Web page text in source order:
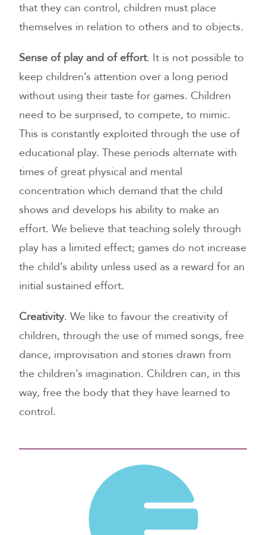
that they can control, children must place
themselves in relation to others and to objects.
Sense of play and of effort. It is not possible to
keep children’s attention over a long period
without using their taste for games. Children
need to be surprised, to compete, to mimic.
This is constantly exploited through the use of
educational play. These periods alternate with
times of great physical and mental
concentration which demand that the child
shows and develops his ability to make an
effort. We believe that teaching solely through
play has a limited effect; games do not increase
the child’s ability unless used as a reward for an
initial sustained effort.
Creativity. We like to favour the creativity of
children, through the use of mimed songs, free
dance, improvisation and stories drawn from
the children’s imagination. Children can, in this
way, free the body that they have learned to
control.